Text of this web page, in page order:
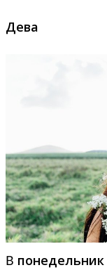
Дева
В понедельник